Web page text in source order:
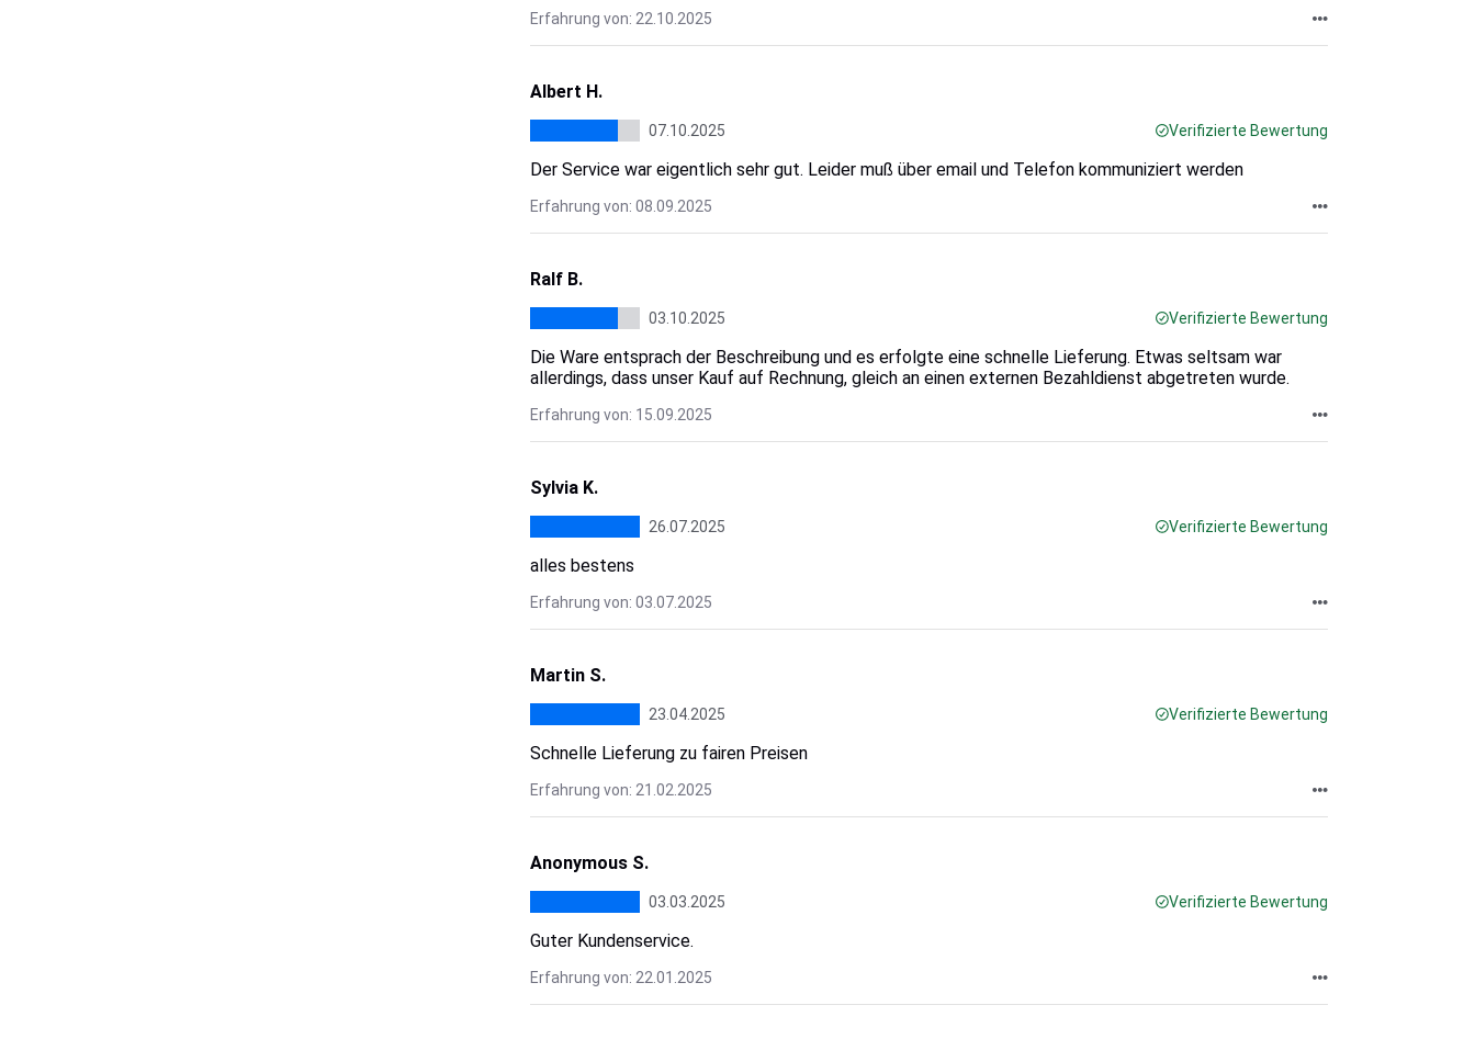
Erfahrung von: 22.10.2025
Albert H.
07.10.2025 Verifizierte Bewertung
Der Service war eigentlich sehr gut. Leider muß über email und Telefon kommuniziert werden
Erfahrung von: 08.09.2025
Ralf B.
03.10.2025 Verifizierte Bewertung
Die Ware entsprach der Beschreibung und es erfolgte eine schnelle Lieferung. Etwas seltsam war
allerdings, dass unser Kauf auf Rechnung, gleich an einen externen Bezahldienst abgetreten wurde.
Erfahrung von: 15.09.2025
Sylvia K.
26.07.2025 Verifizierte Bewertung
alles bestens
Erfahrung von: 03.07.2025
Martin S.
23.04.2025 Verifizierte Bewertung
Schnelle Lieferung zu fairen Preisen
Erfahrung von: 21.02.2025
Anonymous S.
03.03.2025 Verifizierte Bewertung
Guter Kundenservice.
Erfahrung von: 22.01.2025